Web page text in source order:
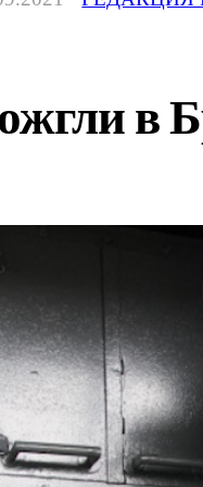
в